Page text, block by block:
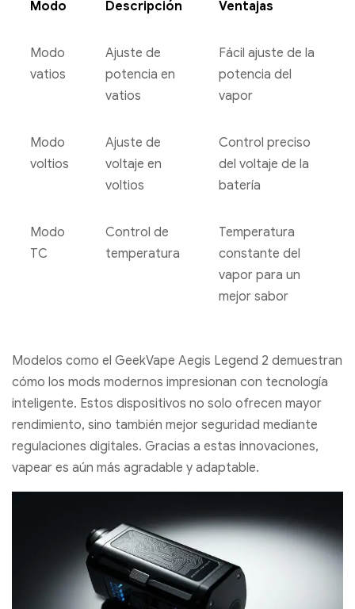
Modo Descripción Ventajas
Modo
vatios
Ajuste de
potencia en
vatios
Fácil ajuste de la
potencia del
vapor
Modo
voltios
Ajuste de
voltaje en
voltios
Control preciso
del voltaje de la
batería
Modo
TC
Control de
temperatura
Temperatura
constante del
vapor para un
mejor sabor
Modelos como el GeekVape Aegis Legend 2 demuestran
cómo los mods modernos impresionan con tecnología
inteligente. Estos dispositivos no solo ofrecen mayor
rendimiento, sino también mejor seguridad mediante
regulaciones digitales. Gracias a estas innovaciones,
vapear es aún más agradable y adaptable.